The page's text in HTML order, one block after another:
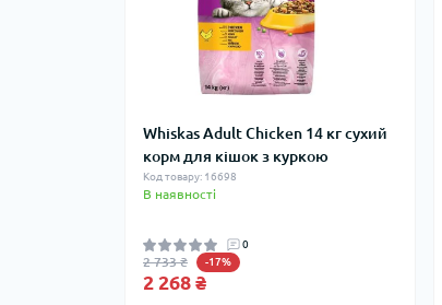
Whiskas Adult Chicken 14 кг сухий
корм для кішок з куркою
Код товару: 16698
В наявності
0
2 733 ₴ -17%
2 268 ₴